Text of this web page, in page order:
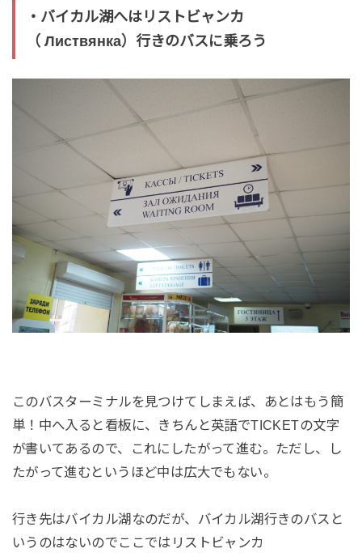
・バイカル湖へはリストビャンカ
（ Листвянка）行きのバスに乗ろう
このバスターミナルを見つけてしまえば、あとはもう簡
単！中へ入ると看板に、きちんと英語でTICKETの文字
が書いてあるので、これにしたがって進む。ただし、し
たがって進むというほど中は広大でもない。
行き先はバイカル湖なのだが、バイカル湖行きのバスと
いうのはないのでここではリストビャンカ